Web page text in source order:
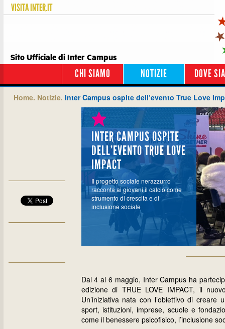
VISITAINTER.IT
Sito Ufficiale di Inter Campus
CHI SIAMO NOTIZIE DOVE
Home. Notizie. Inter Campus ospite dell’evento True Love
INTER CAMPUS OSPITE
DELL’EVENTO TRUE LOVE
IMPACT
Il progetto sociale nerazzurro
racconta ai giovani il calcio come
strumento di crescita e di
inclusione sociale
Dal 4 al 6 maggio, Inter Campus ha
edizione di TRUE LOVE IMPACT, il
Un’iniziativa nata con l’obiettivo di
sport, istituzioni, imprese, scuole e
come il benessere psicofisico, l’inclusione